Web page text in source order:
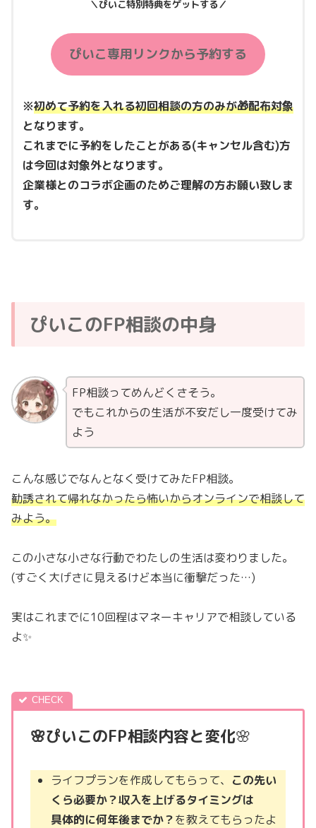
＼ぴいこ特別特典をゲットする／
ぴいこ専用リンクから予約する
※初めて予約を入れる初回相談の方のみが🎁配布対象
となります。
これまでに予約をしたことがある(キャンセル含む)方
は今回は対象外となります。
企業様とのコラボ企画のためご理解の方お願い致しま
す。
ぴいこのFP相談の中身
FP相談ってめんどくさそう。
でもこれからの生活が不安だし一度受けてみ
よう
こんな感じでなんとなく受けてみたFP相談。
勧誘されて帰れなかったら怖いからオンラインで相談して
みよう。
この小さな小さな行動でわたしの生活は変わりました。
(すごく大げさに見えるけど本当に衝撃だった…)
実はこれまでに10回程はマネーキャリアで相談している
よ✨
🌸ぴいこのFP相談内容と変化🌸
ライフプランを作成してもらって、 この先い
くら必要か？収入を上げるタイミングは
具体的に何年後までか？を教えてもらったよ